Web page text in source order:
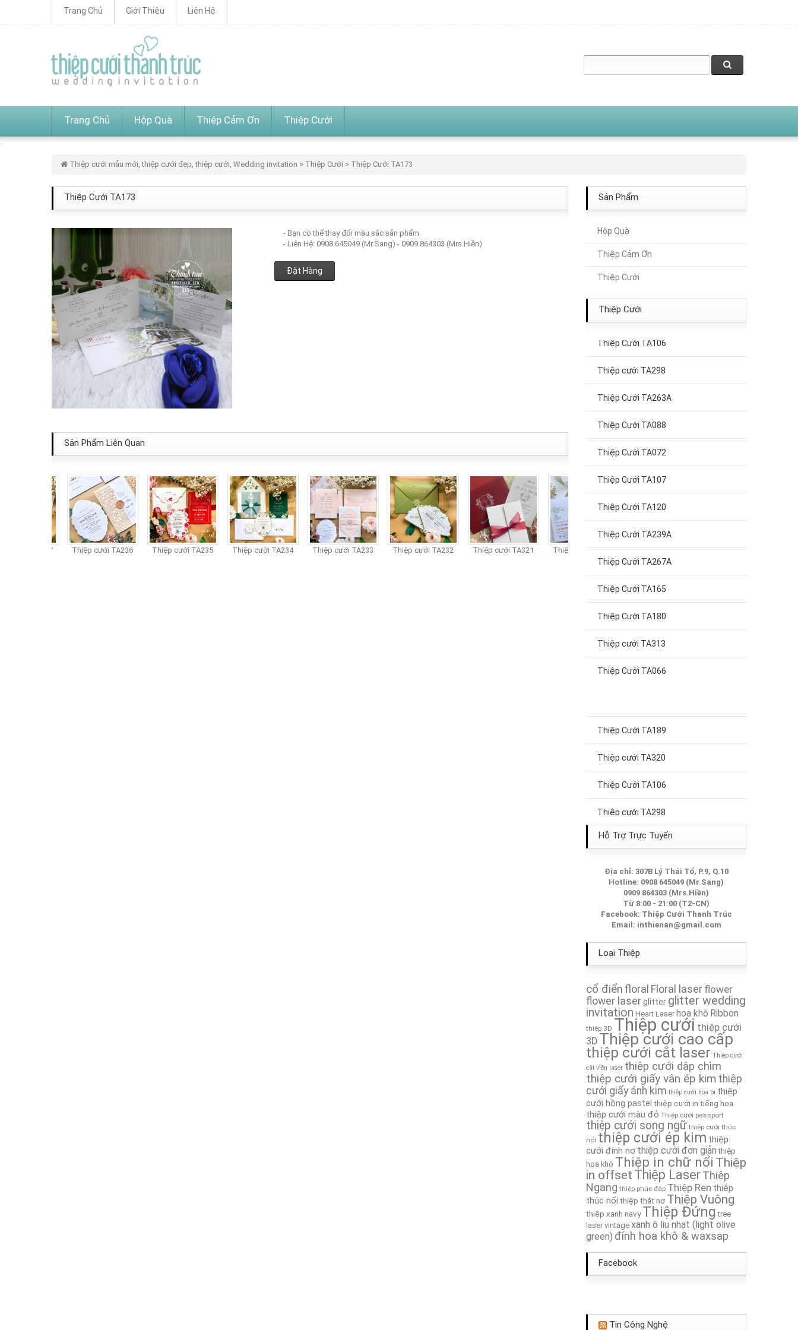
Trang Chủ Giới Thiệu Liên Hệ
Trang Chủ Hộp Quà Thiệp Cảm Ơn Thiệp Cưới
Thiệp cưới mẫu mới, thiệp cưới đẹp, thiệp cưới, Wedding invitation > Thiệp Cưới > Thiệp Cưới TA173
Thiệp Cưới TA173
- Bạn có thể thay đổi màu sắc sản phẩm.
- Liên Hệ: 0908 645049 (Mr.Sang) - 0909 864303 (Mrs.Hiền)
Đặt Hàng
Sản Phẩm Liên Quan
Thiệp cưới TA236 Thiệp cưới TA235 Thiệp cưới TA234 Thiệp cưới TA233 Thiệp cưới TA232 Thiệp cưới TA321 Thiệp cưới TA320 Thiệp cưới TA319 Thiệp cưới TA318
Sản Phẩm
Hộp Quà
Thiệp Cảm Ơn
Thiệp Cưới
Thiệp Cưới
Thiệp Cưới TA189
Thiệp cưới TA320
Thiệp Cưới TA263A
Thiệp Cưới TA072
Thiệp Cưới TA107
Thiệp Cưới TA120
Thiệp Cưới TA239A
Thiệp Cưới TA267A
Thiệp Cưới TA165
Thiệp Cưới TA180
Thiệp cưới TA313
Thiệp Cưới TA066
Hỗ Trợ Trực Tuyến
Địa chỉ: 307B Lý Thái Tổ, P.9, Q.10
Hotline: 0908 645049 (Mr.Sang)
0909 864303 (Mrs.Hiền)
Từ 8:00 - 21:00 (T2-CN)
Facebook: Thiệp Cưới Thanh Trúc
Email: inthienan@gmail.com
Loại Thiệp
cổ điển floral Floral laser flower
flower laserglitter glitter wedding
invitation Heart Laser hoa khô Ribbon
thiệp 3D Thiệp cưới thiệp cưới
3D Thiệp cưới cao cấp
thiệp cưới cắt laser Thiệp cưới
cắt viền laser thiệp cưới dập chìm
thiệp cưới giấy vân ép kim thiệp
cưới giấy ánh kim thiệp cưới hoa bi thiệp
cưới hồng pastel thiệp cưới in tiếng hoa
thiệp cưới màu đỏ Thiệp cưới passport
thiệp cưới song ngữ thiệp cưới thúc
nổi thiệp cưới ép kim thiệp
cưới đính nơ thiệp cưới đơn giản thiệp
hoa khô Thiệp in chữ nổi Thiệp
in offset Thiệp LaserThiệp
Ngang thiệp phúc đáp Thiệp Ren thiệp
thúc nổi thiệp thắt nơ Thiệp Vuông
thiệp xanh navy Thiệp Đứng tree
laser vintage xanh ô liu nhạt (light olive
green) đính hoa khô & waxsap
Facebook
Tin Công Nghệ